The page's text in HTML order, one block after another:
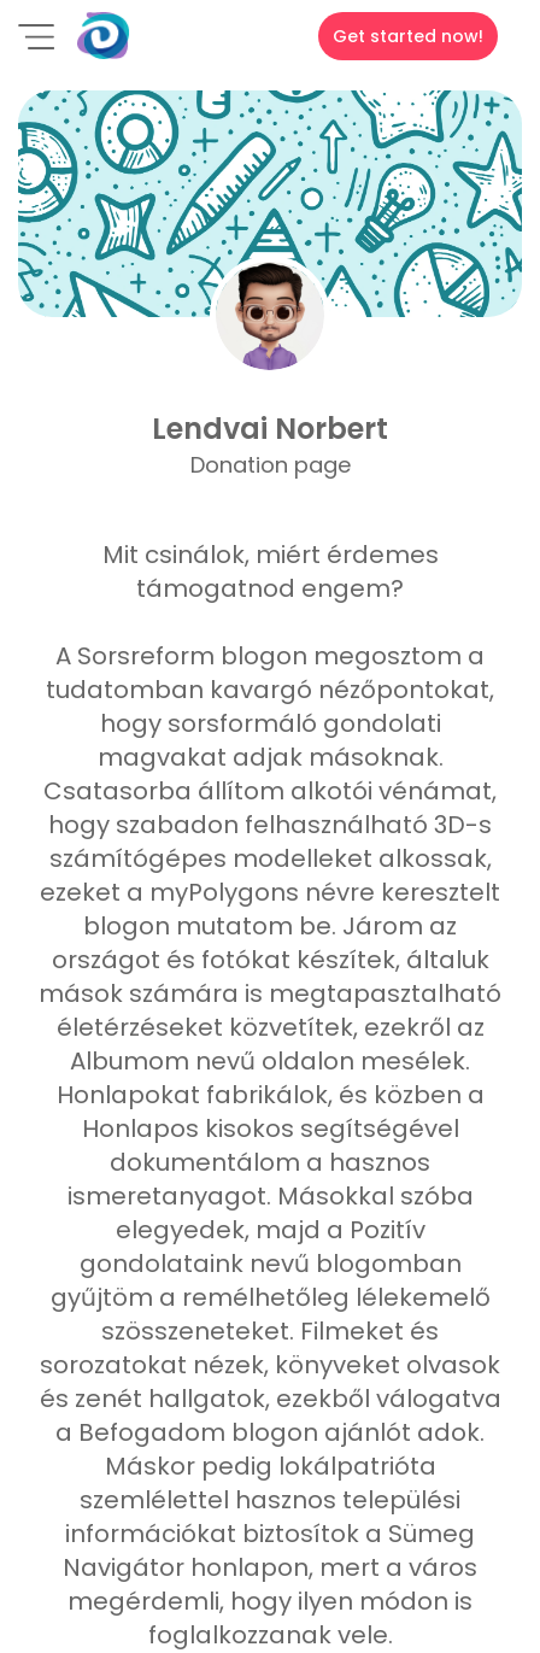
Get started now!
Lendvai Norbert
Donation page
Mit csinálok, miért érdemes
támogatnod engem?
A Sorsreform blogon megosztom a
tudatomban kavargó nézőpontokat,
hogy sorsformáló gondolati
magvakat adjak másoknak.
Csatasorba állítom alkotói vénámat,
hogy szabadon felhasználható 3D-s
számítógépes modelleket alkossak,
ezeket a myPolygons névre keresztelt
blogon mutatom be. Járom az
országot és fotókat készítek, általuk
mások számára is megtapasztalható
életérzéseket közvetítek, ezekről az
Albumom nevű oldalon mesélek.
Honlapokat fabrikálok, és közben a
Honlapos kisokos segítségével
dokumentálom a hasznos
ismeretanyagot. Másokkal szóba
elegyedek, majd a Pozitív
gondolataink nevű blogomban
gyűjtöm a remélhetőleg lélekemelő
szösszeneteket. Filmeket és
sorozatokat nézek, könyveket olvasok
és zenét hallgatok, ezekből válogatva
a Befogadom blogon ajánlót adok.
Máskor pedig lokálpatrióta
szemlélettel hasznos települési
információkat biztosítok a Sümeg
Navigátor honlapon, mert a város
megérdemli, hogy ilyen módon is
foglalkozzanak vele.